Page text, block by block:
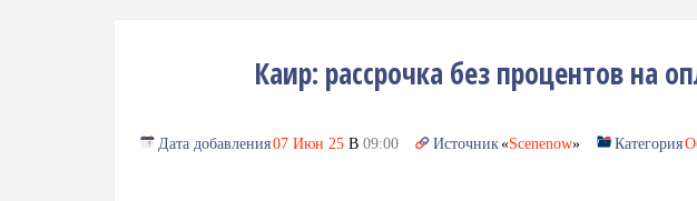
Каир: рассрочка без процентов на
Дата добавления07 Июн 25 В 09:00 Источник«Scenenow» Категория